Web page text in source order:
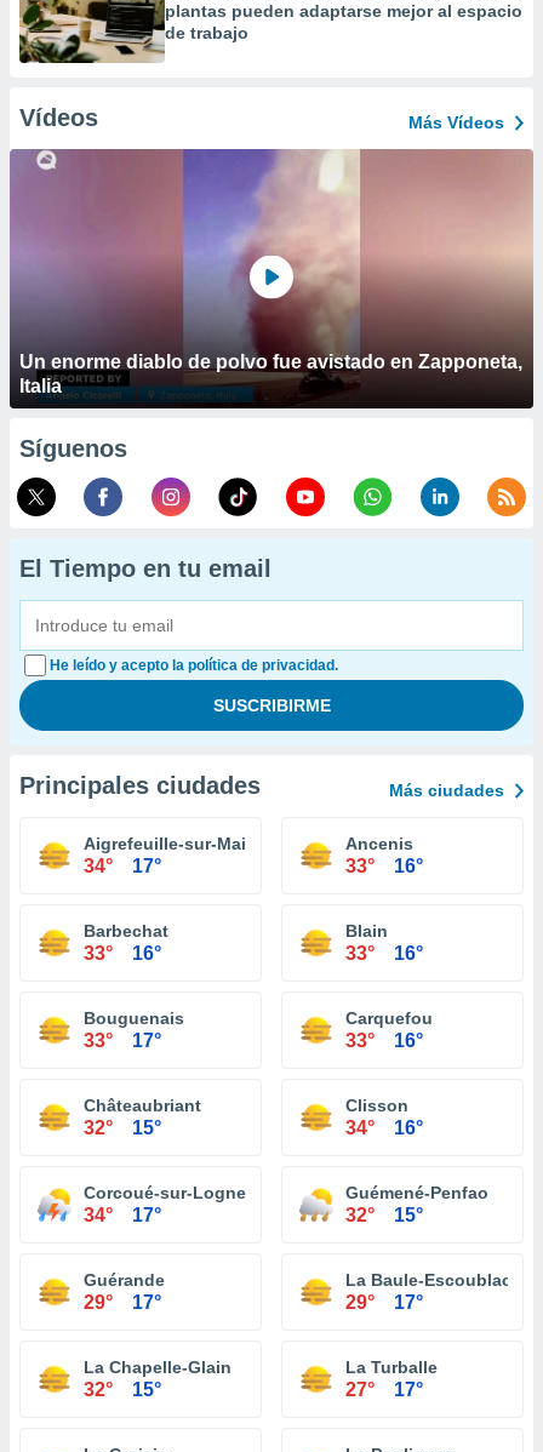
plantas pueden adaptarse mejor al espacio
de trabajo
Vídeos Más Vídeos
Un enorme diablo de polvo fue avistado en Zapponeta,
Italia
Síguenos
El Tiempo en tu email
He leído y acepto la política de privacidad.
Principales ciudades Más ciudades
Aigrefeuille-sur-Maine
34° 17°
Ancenis
33° 16°
Barbechat
33° 16°
Blain
33° 16°
Bouguenais
33° 17°
Carquefou
33° 16°
Châteaubriant
32° 15°
Clisson
34° 16°
Corcoué-sur-Logne
34° 17°
Guémené-Penfao
32° 15°
Guérande
29° 17°
La Baule-Escoublac
29° 17°
La Chapelle-Glain
32° 15°
La Turballe
27° 17°